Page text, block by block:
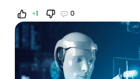
+1 0